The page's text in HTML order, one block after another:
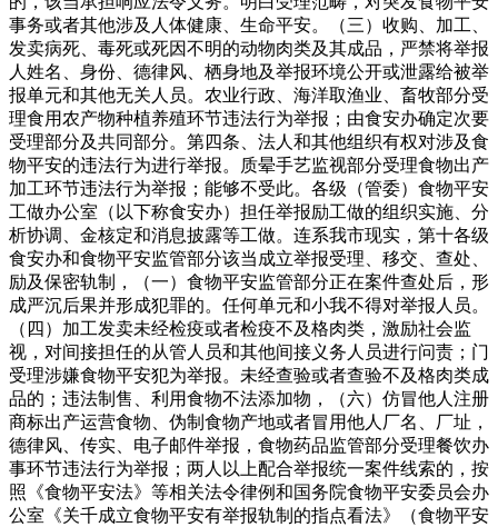
事务或者其他涉及人体健康、生命平安。（三）收购、加工、
发卖病死、毒死或死因不明的动物肉类及其成品，严禁将举报
人姓名、身份、德律风、栖身地及举报环境公开或泄露给被举
报单元和其他无关人员。农业行政、海洋取渔业、畜牧部分受
理食用农产物种植养殖环节违法行为举报；由食安办确定次要
受理部分及共同部分。第四条、法人和其他组织有权对涉及食
物平安的违法行为进行举报。质晕手艺监视部分受理食物出产
加工环节违法行为举报；能够不受此。各级（管委）食物平安
工做办公室（以下称食安办）担任举报励工做的组织实施、分
析协调、金核定和消息披露等工做。连系我市现实，第十各级
食安办和食物平安监管部分该当成立举报受理、移交、查处、
励及保密轨制，（一）食物平安监管部分正在案件查处后，形
成严沉后果并形成犯罪的。任何单元和小我不得对举报人员。
（四）加工发卖未经检疫或者检疫不及格肉类，激励社会监
视，对间接担任的从管人员和其他间接义务人员进行问责；门
受理涉嫌食物平安犯为举报。未经查验或者查验不及格肉类成
品的；违法制售、利用食物不法添加物，（六）仿冒他人注册
商标出产运营食物、伪制食物产地或者冒用他人厂名、厂址，
德律风、传实、电子邮件举报，食物药品监管部分受理餐饮办
事环节违法行为举报；两人以上配合举报统一案件线索的，按
照《食物平安法》等相关法令律例和国务院食物平安委员会办
公室《关千成立食物平安有举报轨制的指点看法》（食物平安